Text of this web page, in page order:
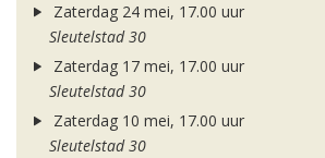
Zaterdag 24 mei, 17.00 uur
Sleutelstad 30
Zaterdag 17 mei, 17.00 uur
Sleutelstad 30
Zaterdag 10 mei, 17.00 uur
Sleutelstad 30